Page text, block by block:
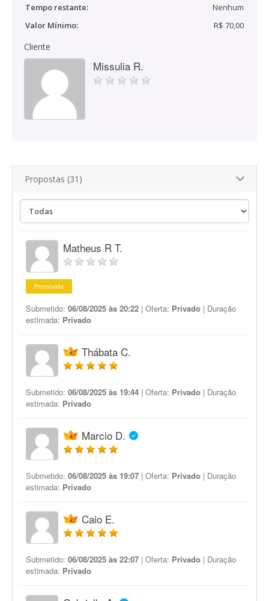
Tempo restante:
Nenhum
Valor Mínimo:
R$ 70,00
Cliente
Missulia R.
Propostas (31)
Matheus R T.
Promovida
Submetido: 06/08/2025 às 20:22 | Oferta: Privado | Duração
estimada: Privado
Thábata C.
Submetido: 06/08/2025 às 19:44 | Oferta: Privado | Duração
estimada: Privado
Marcio D.
Submetido: 06/08/2025 às 19:07 | Oferta: Privado | Duração
estimada: Privado
Caio E.
Submetido: 06/08/2025 às 22:07 | Oferta: Privado | Duração
estimada: Privado